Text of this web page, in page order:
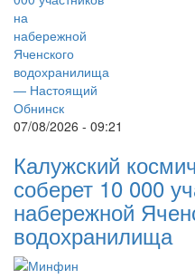
07/08/2026 - 09:21
Калужский
соберет 10 000
набережной
водохранилища